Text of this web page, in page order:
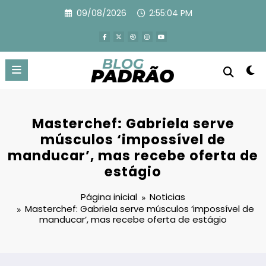
09/08/2026 2:55:05 PM
Masterchef: Gabriela serve
músculos ‘impossível de
manducar’, mas recebe oferta de
estágio
Página inicial
Noticias
Masterchef: Gabriela serve músculos ‘impossível de
manducar’, mas recebe oferta de estágio